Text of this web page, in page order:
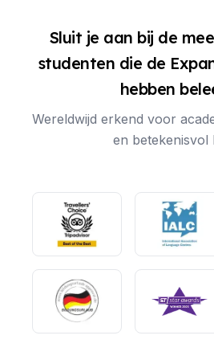
Sluit je aan bij de
studenten die de
hebben
Wereldwijd erkend voor
en betekenisvol